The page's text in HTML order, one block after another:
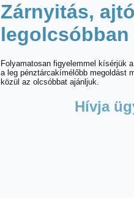
Zárnyitás,
legolcsóbban
Folyamatosan figyelemmel kísérjük
a leg pénztárcakímélőbb megoldást
közül az olcsóbbat ajánljuk.
Hívja